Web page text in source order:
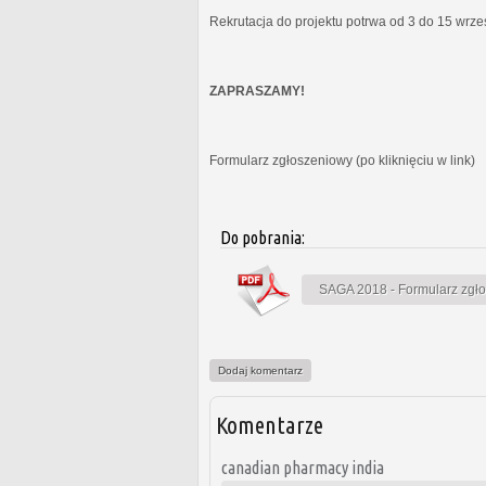
Rekrutacja do projektu potrwa od 3 do 15
ZAPRASZAMY!
Formularz zgłoszeniowy (po kliknięciu w link)
Do pobrania:
SAGA 2018 - Formularz
Dodaj komentarz
Komentarze
canadian pharmacy india